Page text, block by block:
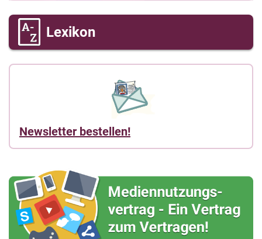
Lexikon
Newsletter bestellen!